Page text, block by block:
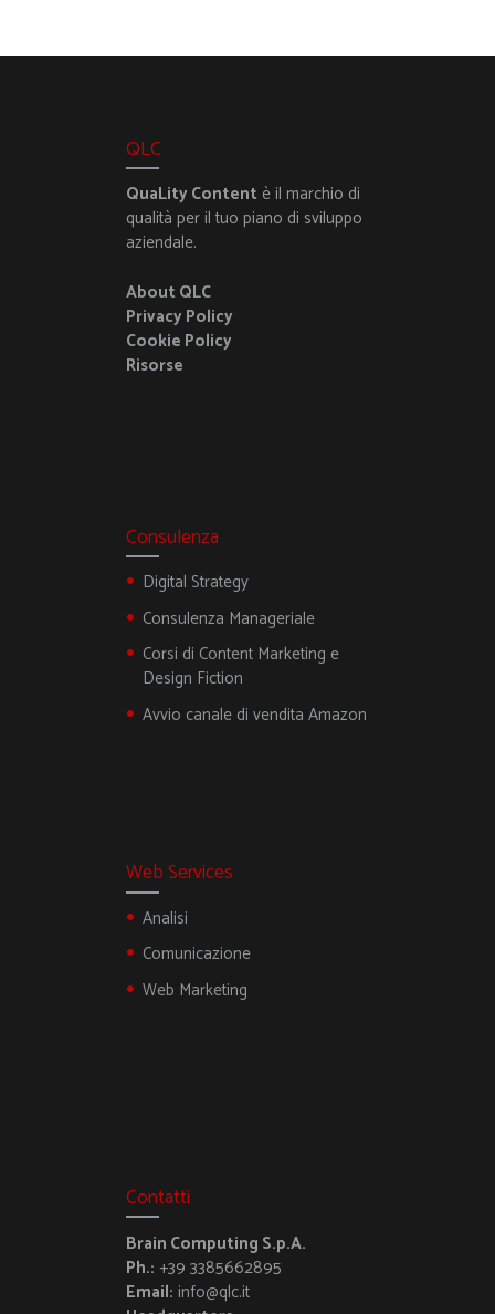
QLC
QuaLity Content è il marchio di
qualità per il tuo piano di sviluppo
aziendale.
About QLC
Privacy Policy
Cookie Policy
Risorse
Consulenza
Digital Strategy
Consulenza Manageriale
Corsi di Content Marketing e
Design Fiction
Avvio canale di vendita Amazon
Web Services
Analisi
Comunicazione
Web Marketing
Contatti
Brain Computing S.p.A.
Ph.: +39 3385662895
Email: info@qlc.it